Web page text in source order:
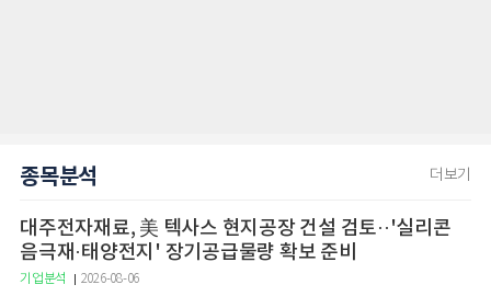
종목분석 더보기
대주전자재료, 美 텍사스 현지공장 건설 검토··'실리콘
음극재·태양전지' 장기공급물량 확보 준비
기업분석 2026-08-06